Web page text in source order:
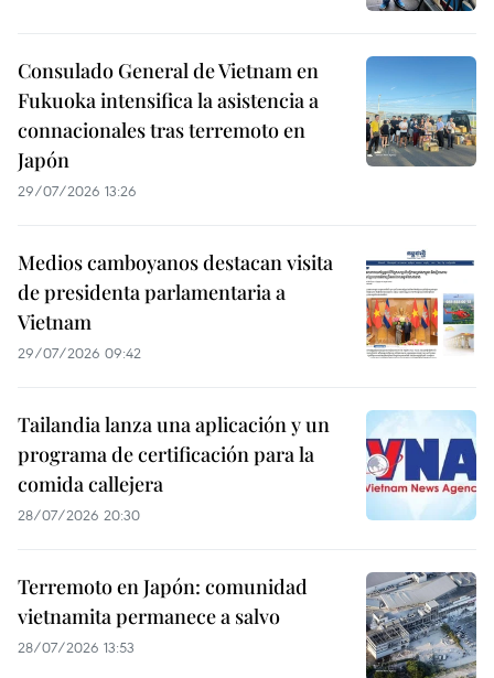
Consulado General de Vietnam en
Fukuoka intensifica la asistencia a
connacionales tras terremoto en
Japón
29/07/2026 13:26
Medios camboyanos destacan visita
de presidenta parlamentaria a
Vietnam
29/07/2026 09:42
Tailandia lanza una aplicación y un
programa de certificación para la
comida callejera
28/07/2026 20:30
Terremoto en Japón: comunidad
vietnamita permanece a salvo
28/07/2026 13:53